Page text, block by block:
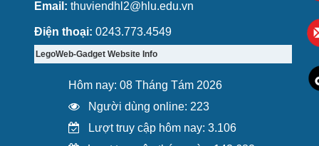
Email: thuviendhl2@hlu.edu.vn
Điện thoại: 0243.773.4549
LegoWeb-Gadget Website Info
Hôm nay: 08 Tháng Tám 2026
Người dùng online: 223
Lượt truy cập hôm nay: 3.106